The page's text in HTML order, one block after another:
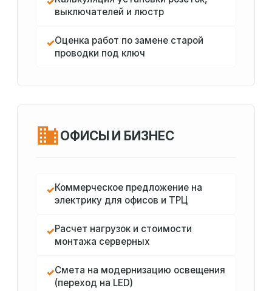
выключателей и люстр
✓Оценка работ по замене старой
проводки под ключ
ОФИСЫ И БИЗНЕС
✓Коммерческое предложение на
электрику для офисов и ТРЦ
✓Расчет нагрузок и стоимости
монтажа серверных
✓Смета на модернизацию освещения
(переход на LED)